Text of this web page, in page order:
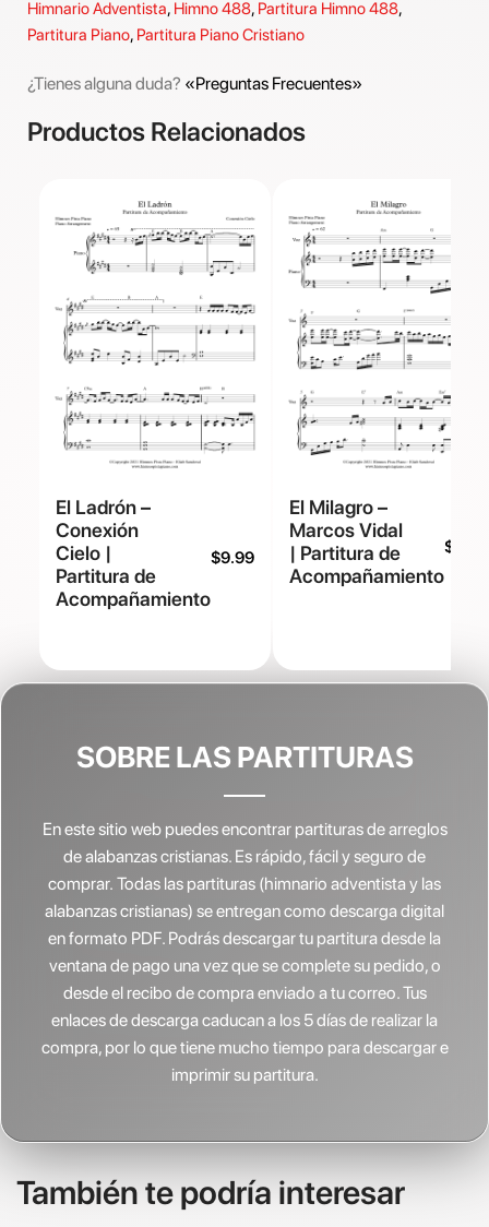
Himnario Adventista, Himno 488, Partitura Himno 488,
Partitura Piano, Partitura Piano Cristiano
¿Tienes alguna duda? «Preguntas Frecuentes»
Productos Relacionados
El Ladrón –
Conexión
Cielo |
Partitura de
Acompañamiento
$9.99
El Milagro –
Marcos Vidal
| Partitura de
Acompañamiento
$
SOBRE LAS PARTITURAS
En este sitio web puedes encontrar partituras de arreglos
de alabanzas cristianas. Es rápido, fácil y seguro de
comprar. Todas las partituras (himnario adventista y las
alabanzas cristianas) se entregan como descarga digital
en formato PDF. Podrás descargar tu partitura desde la
ventana de pago una vez que se complete su pedido, o
desde el recibo de compra enviado a tu correo. Tus
enlaces de descarga caducan a los 5 días de realizar la
compra, por lo que tiene mucho tiempo para descargar e
imprimir su partitura.
También te podría interesar